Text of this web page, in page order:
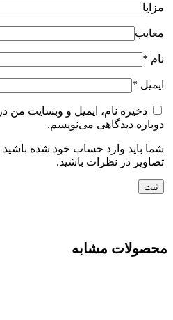
مزایا
معایب
نام *
ایمیل *
ذخیره نام، ایمیل و وبسایت من
دوباره دیدگاهی می‌نویسم.
شما باید وارد حساب خود شده باشید
تصاویر در نظرات باشید.
محصولات مشابه